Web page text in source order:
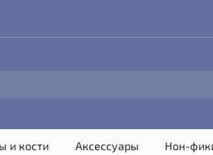
и кости Аксессуары Нон-